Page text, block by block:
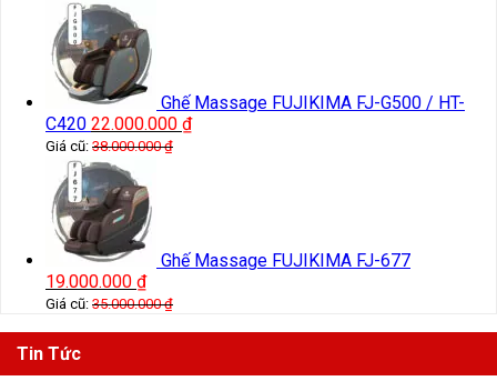
Ghế Massage FUJIKIMA FJ-G500 / HT-
C420 22.000.000 ₫
Giá cũ: 38.000.000₫
Ghế Massage FUJIKIMA FJ-677
19.000.000 ₫
Giá cũ: 35.000.000₫
Tin Tức